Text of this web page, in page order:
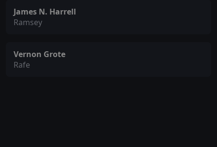
James N. Harrell
Ramsey
Vernon Grote
Rafe